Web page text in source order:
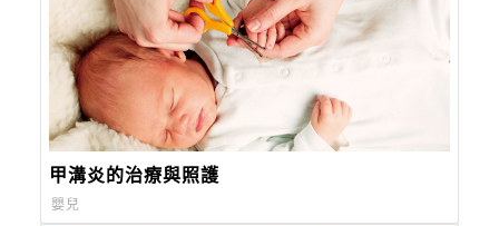
甲溝炎的治療與照護
嬰兒